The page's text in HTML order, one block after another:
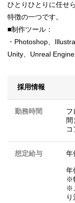
ひとりひとりに任せ
特徴の一つです。
■制作ツール：
・Photoshop、
Unity、Unreal Engine
採用情報
勤務時間
フ
間
コ
想定給与 年
年
※
※